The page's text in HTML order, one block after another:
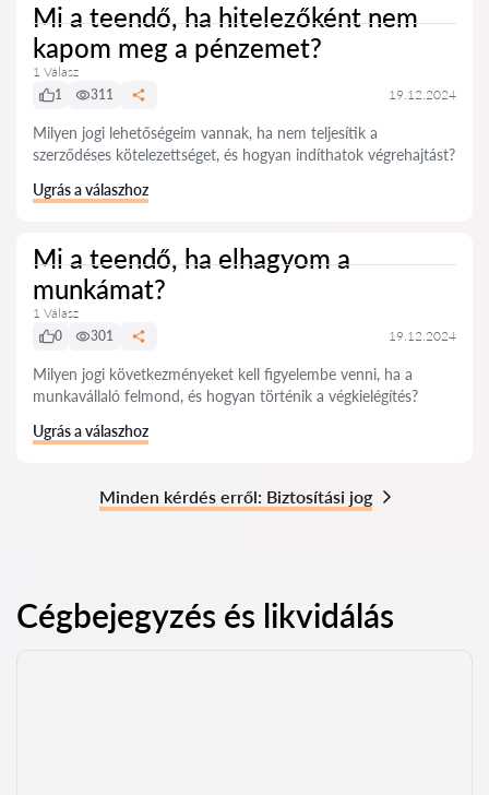
Mi a teendő, ha hitelezőként nem
kapom meg a pénzemet?
1 Válasz
1
311 19.12.2024
Milyen jogi lehetőségeim vannak, ha nem teljesítik a
szerződéses kötelezettséget, és hogyan indíthatok végrehajtást?
Ugrás a válaszhoz
Mi a teendő, ha elhagyom a
munkámat?
1 Válasz
0
301 19.12.2024
Milyen jogi következményeket kell figyelembe venni, ha a
munkavállaló felmond, és hogyan történik a végkielégítés?
Ugrás a válaszhoz
Minden kérdés erről: Biztosítási jog
Cégbejegyzés és likvidálás